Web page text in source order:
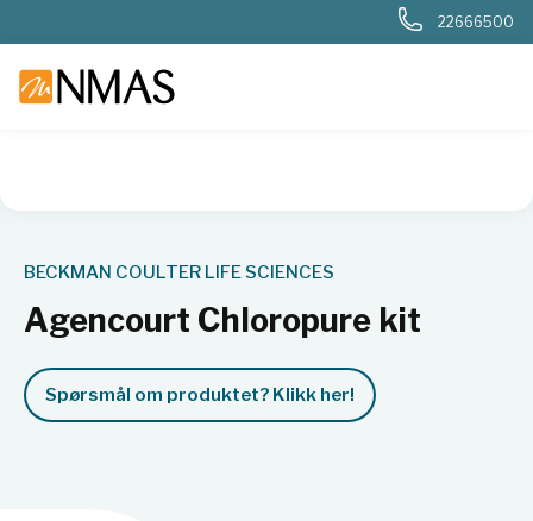
22666500
BECKMAN COULTER LIFE SCIENCES
Agencourt Chloropure kit
Spørsmål om produktet? Klikk her!